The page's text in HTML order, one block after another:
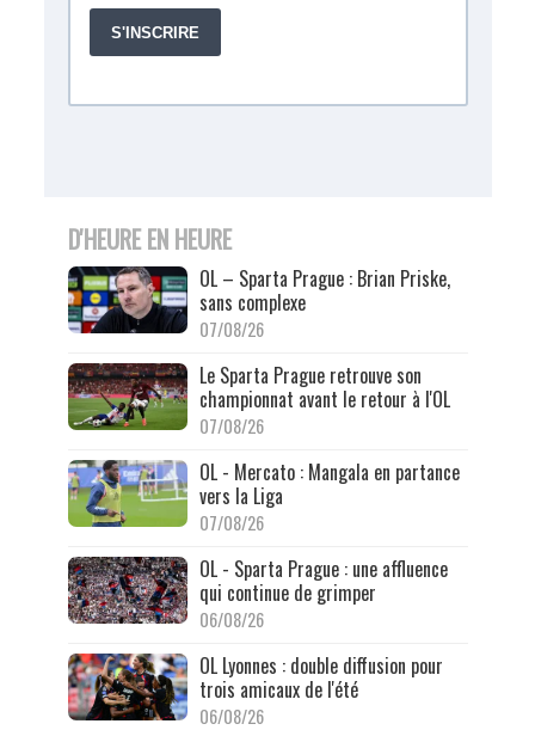
D'HEURE EN HEURE
OL – Sparta Prague : Brian Priske,
sans complexe
07/08/26
Le Sparta Prague retrouve son
championnat avant le retour à l'OL
07/08/26
OL - Mercato : Mangala en partance
vers la Liga
07/08/26
OL - Sparta Prague : une affluence
qui continue de grimper
06/08/26
OL Lyonnes : double diffusion pour
trois amicaux de l'été
06/08/26